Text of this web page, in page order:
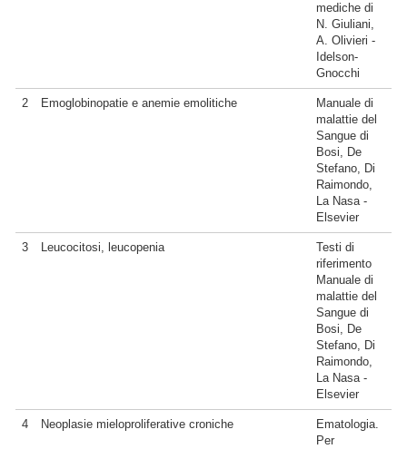
mediche di
N. Giuliani,
A. Olivieri -
Idelson-
Gnocchi
2 Emoglobinopatie e anemie emolitiche
Manuale di
malattie del
Sangue di
Bosi, De
Stefano, Di
Raimondo,
La Nasa -
Elsevier
3 Leucocitosi, leucopenia
Testi di
riferimento
Manuale di
malattie del
Sangue di
Bosi, De
Stefano, Di
Raimondo,
La Nasa -
Elsevier
4 Neoplasie mieloproliferative croniche
Ematologia.
Per